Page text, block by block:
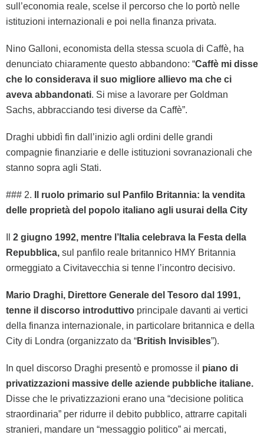
sull’economia reale, scelse il percorso che lo portò nelle
istituzioni internazionali e poi nella finanza privata.
Nino Galloni, economista della stessa scuola di Caffè, ha
denunciato chiaramente questo abbandono: “Caffè mi disse
che lo considerava il suo migliore allievo ma che ci
aveva abbandonati. Si mise a lavorare per Goldman
Sachs, abbracciando tesi diverse da Caffè”.
Draghi ubbidì fin dall’inizio agli ordini delle grandi
compagnie finanziarie e delle istituzioni sovranazionali che
stanno sopra agli Stati.
### 2.
Il ruolo primario sul Panfilo Britannia: la vendita
delle proprietà del popolo italiano agli usurai della City
2 giugno 1992, mentre l’Italia celebrava la Festa della
Repubblica, sul panfilo reale britannico HMY Britannia
ormeggiato a Civitavecchia si tenne l’incontro decisivo.
Mario Draghi, Direttore Generale del Tesoro dal 1991,
tenne il discorso introduttivo principale davanti ai vertici
della finanza internazionale, in particolare britannica e della
City di Londra (organizzato da “British Invisibles”).
In quel discorso Draghi presentò e promosse il piano di
privatizzazioni massive delle aziende pubbliche italiane.
Disse che le privatizzazioni erano una “decisione politica
straordinaria” per ridurre il debito pubblico, attrarre capitali
stranieri, mandare un “messaggio politico” ai mercati,